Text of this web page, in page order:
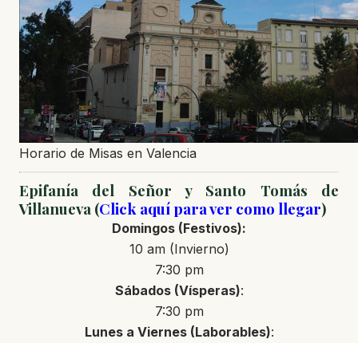
Horario de Misas en Valencia
Epifanía del Señor y Santo Tomás de
Villanueva (Click aquí para ver como llegar)
Domingos (Festivos):
10 am (Invierno)
7:30 pm
Sábados (Vísperas):
7:30 pm
Lunes a Viernes (Laborables):